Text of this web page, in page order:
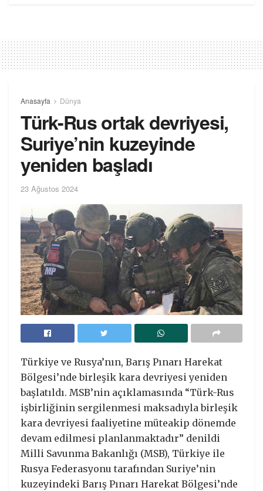
Anasayfa Dünya
Türk-Rus ortak devriyesi,
Suriye’nin kuzeyinde
yeniden başladı
23 Ağustos 2024
Türkiye ve Rusya’nın, Barış Pınarı Harekat
Bölgesi’nde birleşik kara devriyesi yeniden
başlatıldı. MSB’nin açıklamasında “Türk-Rus
işbirliğinin sergilenmesi maksadıyla birleşik
kara devriyesi faaliyetine müteakip dönemde
devam edilmesi planlanmaktadır” denildi
Milli Savunma Bakanlığı (MSB), Türkiye ile
Rusya Federasyonu tarafından Suriye’nin
kuzeyindeki Barış Pınarı Harekat Bölgesi’nde